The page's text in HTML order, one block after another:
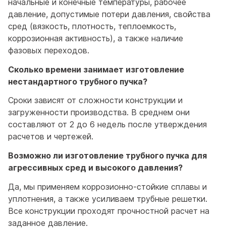
начальные и конечные температуры, рабочее
давление, допустимые потери давления, свойства
сред (вязкость, плотность, теплоемкость,
коррозионная активность), а также наличие
фазовых переходов.
Сколько времени занимает изготовление
нестандартного трубного пучка?
Сроки зависят от сложности конструкции и
загруженности производства. В среднем они
составляют от 2 до 6 недель после утверждения
расчетов и чертежей.
Возможно ли изготовление трубного пучка для
агрессивных сред и высокого давления?
Да, мы применяем коррозионно-стойкие сплавы и
уплотнения, а также усиливаем трубные решетки.
Все конструкции проходят прочностной расчет на
заданное давление.